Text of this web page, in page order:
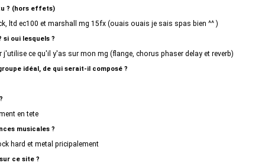
? (hors effets)
ltd ec100 et marshall mg 15fx (ouais ouais je sais spas bien ^^ )
oui lesquels ?
j'utilise ce qu'il y'as sur mon mg (flange, chorus phaser delay et reverb)
idéal, de qui serait-il composé ?
en tete
musicales ?
hard et metal pricipalement
ce site ?